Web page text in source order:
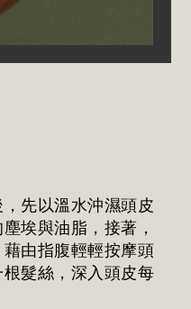
先以溫水沖濕頭皮
埃與油脂，接著，
由指腹輕輕按摩頭
髮絲，深入頭皮每